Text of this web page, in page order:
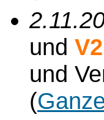
und
und
(